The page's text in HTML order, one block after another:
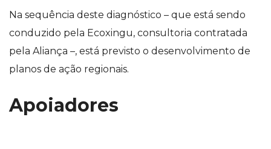
Na sequência deste diagnóstico – que está sendo
conduzido pela Ecoxingu, consultoria contratada
pela Aliança –, está previsto o desenvolvimento de
planos de ação regionais.
Apoiadores